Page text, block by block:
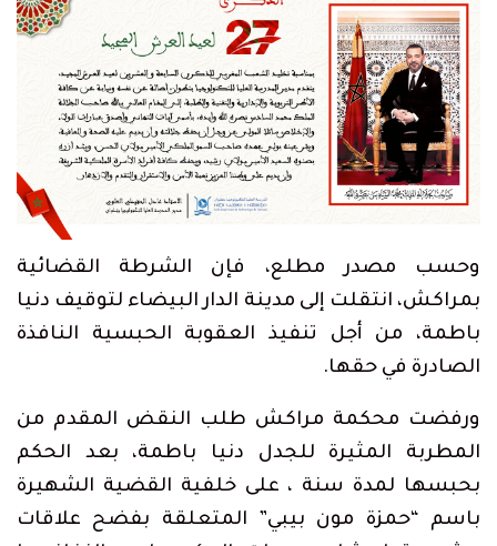
وحسب مصدر مطلع، فإن الشرطة القضائية
بمراكش، انتقلت إلى مدينة الدار البيضاء لتوقيف دنيا
باطمة، من أجل تنفيذ العقوبة الحبسية النافذة
الصادرة في حقها.
ورفضت محكمة مراكش طلب النقض المقدم من
المطربة المثيرة للجدل دنيا باطمة، بعد الحكم
بحبسها لمدة سنة ، على خلفية القضية الشهيرة
باسم “حمزة مون بيبي” المتعلقة بفضح علاقات